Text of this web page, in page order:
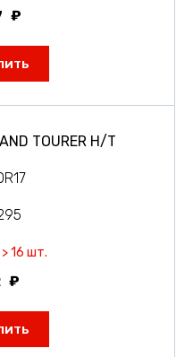
TOURER H/T
16 шт.